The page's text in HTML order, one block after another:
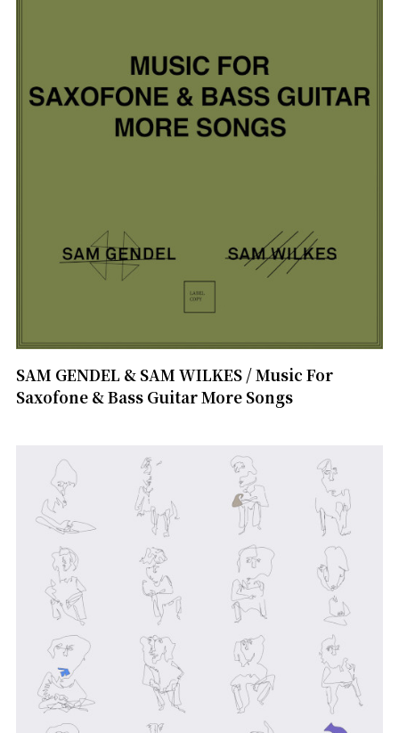
SAM GENDEL & SAM WILKES / Music For
Saxofone & Bass Guitar More Songs